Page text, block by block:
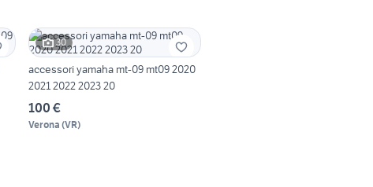
30
accessori yamaha mt-09 mt09 2020
2021 2022 2023 20
100 €
Verona (VR)